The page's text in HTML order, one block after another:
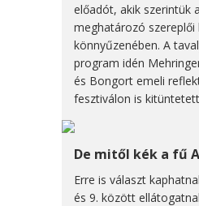
előadót, akik szerintük
meghatározó szereplői
könnyűzenében. A
program idén
és Bongort emeli
fesztiválon is
De mitől kék a fű
Erre is választ
és 9. között